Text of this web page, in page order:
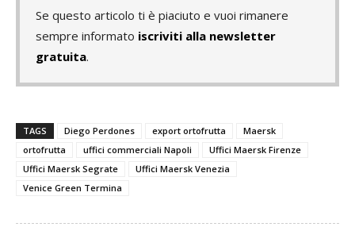
Se questo articolo ti è piaciuto e vuoi rimanere
sempre informato iscriviti alla newsletter
gratuita.
TAGS Diego Perdones export ortofrutta
Maersk
ortofrutta
uffici commerciali Napoli
Uffici Maersk Firenze
Uffici Maersk Segrate
Uffici Maersk Venezia
Venice Green Termina